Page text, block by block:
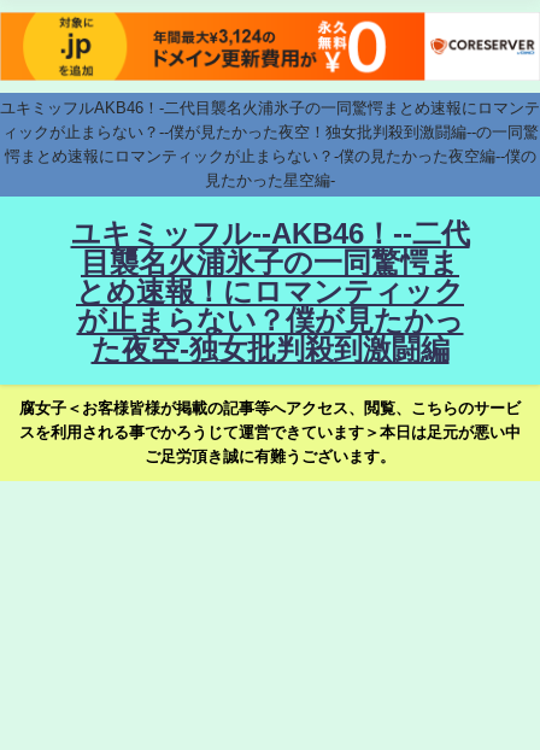
ユキミッフルAKB46！-二代目襲名火浦氷子の一同驚愕まとめ速報にロマンテ
ィックが止まらない？--僕が見たかった夜空！独女批判殺到激闘編--の一同驚
愕まとめ速報にロマンティックが止まらない？-僕の見たかった夜空編--僕の
見たかった星空編-
ユキミッフル--AKB46！--二代
目襲名火浦氷子の一同驚愕ま
とめ速報！にロマンティック
が止まらない？僕が見たかっ
た夜空-独女批判殺到激闘編
腐女子＜お客様皆様が掲載の記事等へアクセス、閲覧、こちらのサービ
スを利用される事でかろうじて運営できています＞本日は足元が悪い中
ご足労頂き誠に有難うございます。